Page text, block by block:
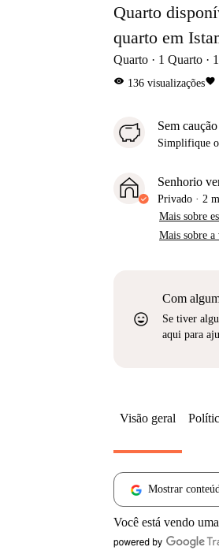
Quarto
quarto em
Quarto 1 Quarto 1
visibility 136 visualizaçõesfavorite
Sem caução
Simplifique o
Senhorio
Privado · 2
Mais sobre
Mais sobre
sentiment_very_satisfied
Com
Se tiver
aqui para
Visão geral
Mostrar
Você está vendo